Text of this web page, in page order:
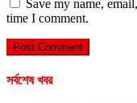
Save my name,
time I comment.
সর্বশেষ খবর